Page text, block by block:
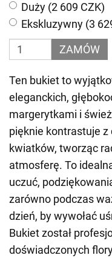
Duży (2 609 CZK)
Ekskluzywny (3
ZAMÓW
Ten bukiet to
eleganckich,
margerytkami i
pięknie kontrastuje
kwiatków, tworząc
atmosferę. To
uczuć,
zarówno podczas
dzień, by wywołać
Bukiet został
doświadczonych